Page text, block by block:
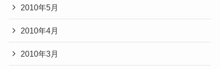
2010年5月
2010年4月
2010年3月